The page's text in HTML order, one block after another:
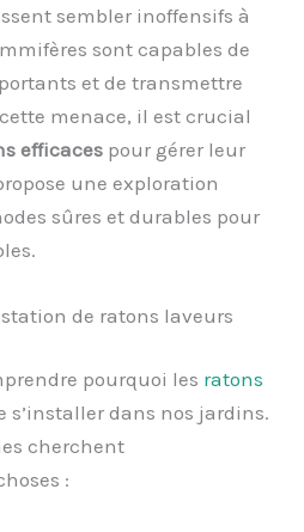
sembler inoffensifs à
sont capables de
et de transmettre
menace, il est crucial
efficaces pour gérer leur
une exploration
sûres et durables pour
de ratons laveurs
pourquoi les ratons
s’installer dans nos jardins.
cherchent
: